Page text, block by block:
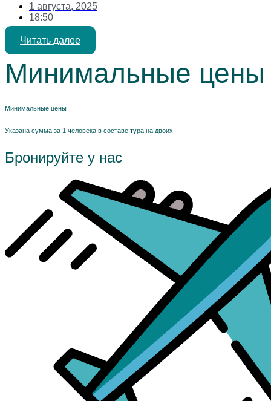
побывайте в Сафари-парке и океанариуме. Кстати, за
последние дни в Геленджике сильно вырос турпоток
после открытия аэропорта. […]
1 августа, 2025
18:50
Читать далее
Минимальные цены
Минимальные цены
Указана сумма за 1 человека в составе тура на двоих
Бронируйте у нас